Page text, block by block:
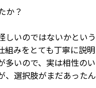
か？
いのではないかとい
みをとても丁寧に説
いので、実は相性の
選択肢がまだあった